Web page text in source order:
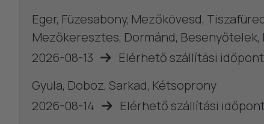
Eger, Füzesabony, Mezőkövesd,
Mezőkeresztes, Dormánd,
2026-08-13
Elérhető szállítási időpont
Gyula, Doboz, Sarkad, Kétsoprony
2026-08-14
Elérhető szállítási